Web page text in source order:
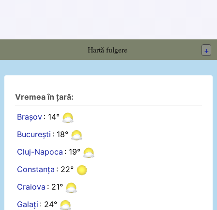
Hartă fulgere +
Vremea în țară:
Brașov : 14°
București : 18°
Cluj-Napoca : 19°
Constanța : 22°
Craiova : 21°
Galați : 24°